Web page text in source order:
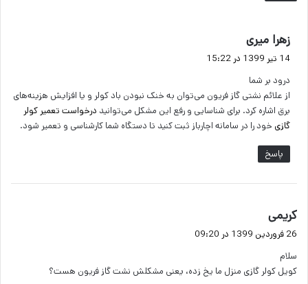
زهرا میری
ف
14 تیر 1399 در 15:22
درود بر شما
از علائم نشتی گاز فریون می‌توان به خنک نبودن باد کولر و یا افزایش هزینه‌های
برق اشاره کرد. برای شناسایی و رفع این مشکل می‌توانید درخواست تعمیر کولر
گازی خود را در سامانه اچارباز ثبت کنید تا دستگاه شما کارشناسی و تعمیر شود.
پاسخ
کریمی
26 فروردین 1399 در 09:20
سلام
کویل کولر گازی منزل ما یخ زده، یعنی مشکلش نشت گاز فریون هست؟